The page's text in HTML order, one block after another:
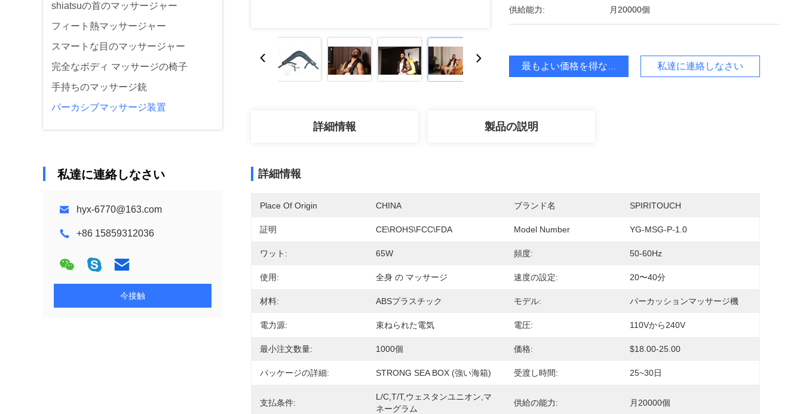
shiatsuの首のマッサージャー
フィート熱マッサージャー
スマートな目のマッサージャー
完全なボディ マッサージの椅子
手持ちのマッサージ銃
パーカシブマッサージ装置
私達に連絡しなさい
hyx-6770@163.com
+86 15859312036
今接触
供給能力: 月20000個
最もよい価格を得なさい 私達に連絡しなさい
詳細情報 製品の説明
詳細情報
Place Of Origin CHINA ブランド名 SPIRITOUCH
証明 CE\ROHS\FCC\FDA Model Number YG-MSG-P-1.0
ワット: 65W 頻度: 50-60Hz
使用: 全身 の マッサージ 速度の設定: 20〜40分
材料: ABSプラスチック モデル: パーカッションマッサージ機
電力源: 束ねられた電気 電圧: 110Vから240V
最小注文数量: 1000個 価格: $18.00-25.00
パッケージの詳細: STRONG SEA BOX (強い海箱) 受渡し時間: 25~30日
支払条件:
L/C,T/T,ウェスタンユニオン,マ
ネーグラム
供給の能力: 月20000個